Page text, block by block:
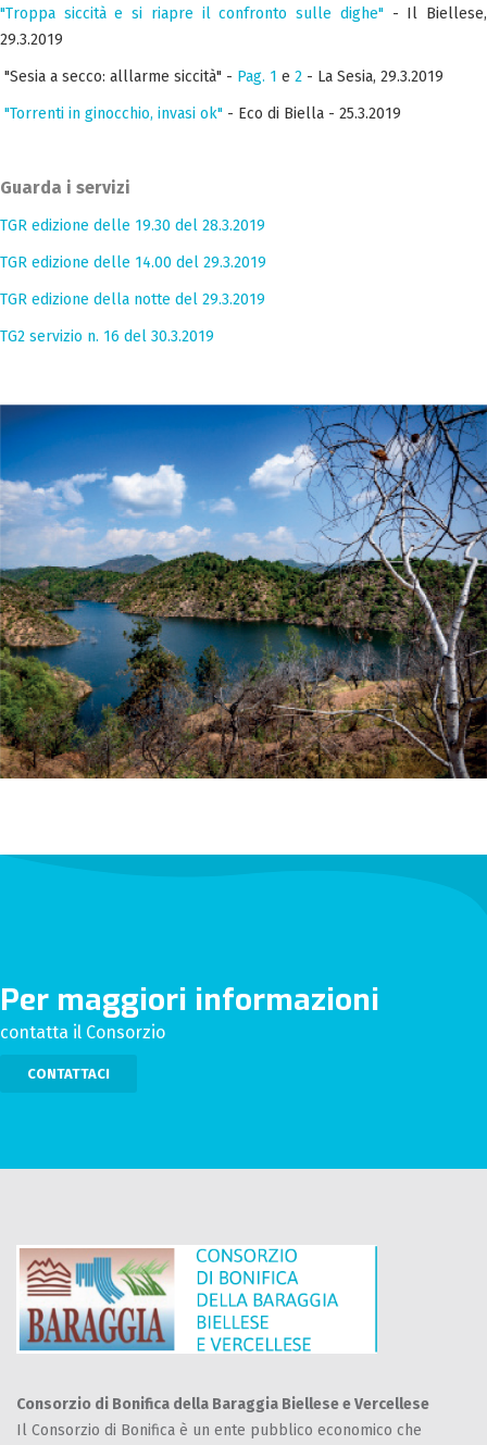
"Troppa siccità e si riapre il confronto sulle dighe"- Il Biellese,
29.3.2019
"Sesia a secco: alllarme siccità" - Pag. 1 e 2 - La Sesia, 29.3.2019
"Torrenti in ginocchio, invasi ok" - Eco di Biella - 25.3.2019
Guarda i servizi
TGR edizione delle 19.30 del 28.3.2019
TGR edizione delle 14.00 del 29.3.2019
TGR edizione della notte del 29.3.2019
TG2 servizio n. 16 del 30.3.2019
Per maggiori informazioni
contatta il Consorzio
CONTATTACI
Consorzio di Bonifica della Baraggia Biellese e Vercellese
Il Consorzio di Bonifica è un ente pubblico economico che